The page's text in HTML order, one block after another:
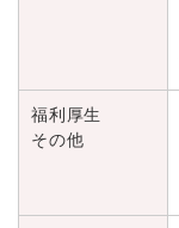
福利厚生
その他